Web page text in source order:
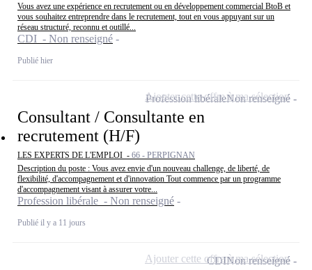
Vous avez une expérience en recrutement ou en développement commercial BtoB et
vous souhaitez entreprendre dans le recrutement, tout en vous appuyant sur un
réseau structuré, reconnu et outillé...
CDI - Non renseigné
Publié hier
Consultant / Consultante en
recrutement (H/F)
LES EXPERTS DE L'EMPLOI - 66 - PERPIGNAN
Description du poste : Vous avez envie d'un nouveau challenge, de liberté, de
flexibilité, d'accompagnement et d'innovation Tout commence par un programme
d'accompagnement visant à assurer votre...
Profession libérale - Non renseigné
Publié il y a 11 jours
Profession libéraleNon renseigné
Ajouter cette offre à ma sélection
CDINon renseigné
Ajouter cette offre à ma sélection